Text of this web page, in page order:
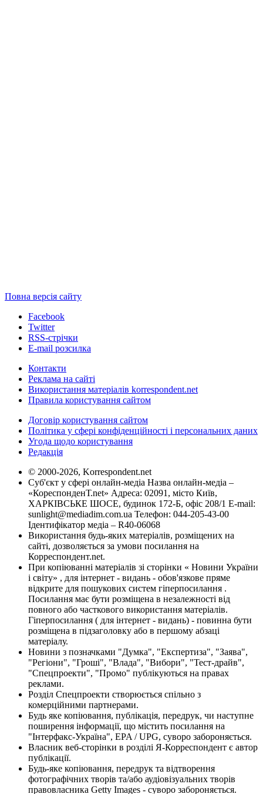
Повна версія сайту
Facebook
Twitter
RSS-стрічки
E-mail розсилка
Контакти
Реклама на сайті
Використання матеріалів korrespondent.net
Правила користування сайтом
Договір користування сайтом
Політика у сфері конфіденційності і персональних даних
Угода щодо користування
Редакція
© 2000-2026, Korrespondent.net
Суб'єкт у сфері онлайн-медіа Назва онлайн-медіа –
«КореспонденТ.net» Адреса: 02091, місто Київ,
ХАРКІВСЬКЕ ШОСЕ, будинок 172-Б, офіс 208/1 E-mail:
sunlight@mediadim.com.ua Телефон: 044-205-43-00
Ідентифікатор медіа – R40-06068
Використання будь-яких матеріалів, розміщених на
сайті, дозволяється за умови посилання на
Корреспондент.net.
При копіюванні матеріалів зі сторінки « Новини України
і світу» , для інтернет - видань - обов'язкове пряме
відкрите для пошукових систем гіперпосилання .
Посилання має бути розміщена в незалежності від
повного або часткового використання матеріалів.
Гіперпосилання ( для інтернет - видань) - повинна бути
розміщена в підзаголовку або в першому абзаці
матеріалу.
Новини з позначками "Думка", "Експертиза", "Заява",
"Регіони", "Гроші", "Влада", "Вибори", "Тест-драйв",
"Спецпроекти", "Промо" публікуються на правах
реклами.
Розділ Спецпроекти створюється спільно з
комерційними партнерами.
Будь яке копіювання, публікація, передрук, чи наступне
поширення інформації, що містить посилання на
"Інтерфакс-Україна", EPA / UPG, суворо забороняється.
Власник веб-сторінки в розділі Я-Корреспондент є автор
публікації.
Будь-яке копіювання, передрук та відтворення
фотографічних творів та/або аудіовізуальних творів
правовласника Getty Images - суворо забороняється.